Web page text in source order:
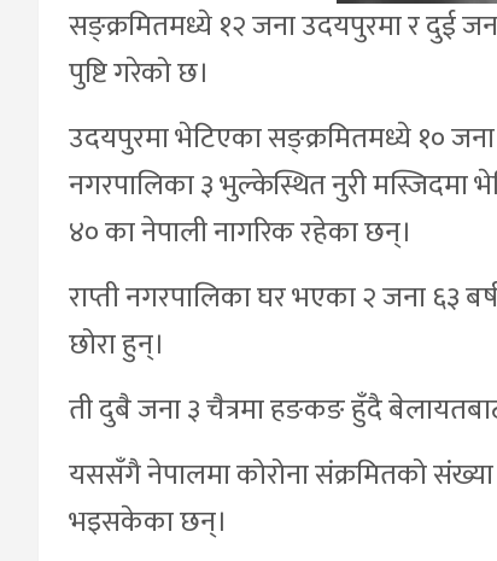
सङ्क्रमितमध्ये १२ जना उदयपुरमा र दुई
पुष्टि गरेको छ।
उदयपुरमा भेटिएका सङ्क्रमितमध्ये १०
नगरपालिका ३ भुल्केस्थित नुरी मस्जिदमा
४० का नेपाली नागरिक रहेका छन्।
राप्ती नगरपालिका घर भएका २ जना ६३
छोरा हुन्।
ती दुबै जना ३ चैत्रमा हङकङ हुँदै
यससँगै नेपालमा कोरोना संक्रमितको
भइसकेका छन्।